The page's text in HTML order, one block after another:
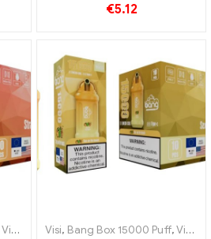
€5.12
Vienkartinės elektroninės cigaretės Švedija
Visi, Bang Box 15000 Puff,Vienkartinės elektroninės cigaretės Švedija